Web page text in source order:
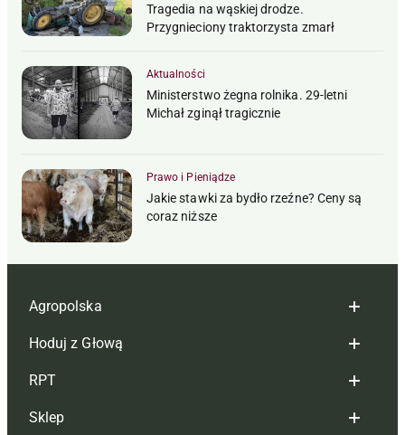
Tragedia na wąskiej drodze.
Przygnieciony traktorzysta zmarł
Aktualności
Ministerstwo żegna rolnika. 29-letni
Michał zginął tragicznie
Prawo i Pieniądze
Jakie stawki za bydło rzeźne? Ceny są
coraz niższe
Agropolska
Redakcja
Reklama
Tagi
Hoduj z Głową
Hoduj z głową bydło
Hoduj z głową świnie
RPT
Redakcja
Sklep